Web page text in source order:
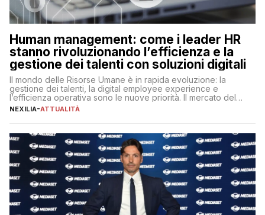
Human management: come i leader HR
stanno rivoluzionando l’efficienza e la
gestione dei talenti con soluzioni digitali
Il mondo delle Risorse Umane è in rapida evoluzione: la
gestione dei talenti, la digital employee experience e
l’efficienza operativa sono le nuove priorità. Il mercato del
lavoro, d’altra parte, è sempre più competitivo con una lotta
NEXILIA-ATTUALITÀ